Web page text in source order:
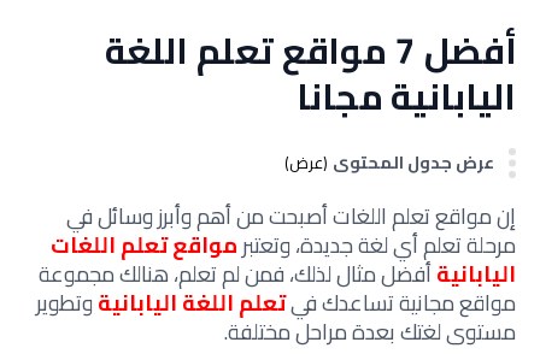
أفضل 7 مواقع تعلم اللغة
اليابانية مجانا
عرض جدول المحتوى (عرض)
إن مواقع تعلم اللغات أصبحت من أهم وأبرز وسائل في
مرحلة تعلم أي لغة جديدة، وتعتبرمواقع تعلم اللغات
اليابانيةأفضل مثال لذلك، فمن لم تعلم، هنالك مجموعة
مواقع مجانية تساعدك فيتعلم اللغة اليابانيةوتطوير
مستوى لغتك بعدة مراحل مختلفة.